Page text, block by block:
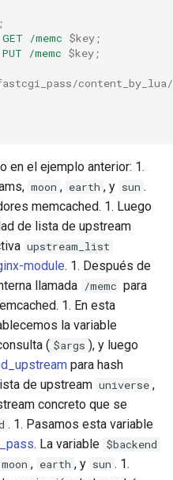
;
GET /memc $key;
PUT /memc $key;
en el ejemplo anterior: 1.
moon , earth , y sun .
memcached. 1. Luego
de lista de upstream
upstream_list
module. 1. Después de
llamada /memc para
1. En esta
la variable
( $args ), y luego
para hash
de upstream universe ,
concreto que se
. 1. Pasamos esta variable
. La variable $backend
moon , earth , y sun . 1.